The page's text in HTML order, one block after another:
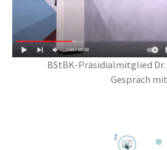
BStBK-Präsidialmitglied
Gespräch